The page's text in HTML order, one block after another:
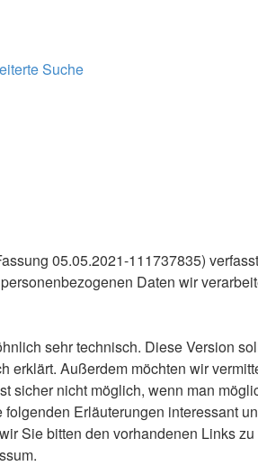
Suche
05.05.2021-111737835)
Daten wir
sehr technisch. Diese Version
erklärt. Außerdem möchten wir
sicher nicht möglich, wenn man
Erläuterungen interessant
Sie bitten den vorhandenen Links